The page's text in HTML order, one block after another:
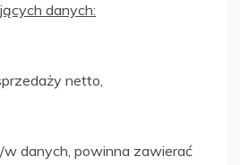
danych:
netto,
w danych, powinna zawierać